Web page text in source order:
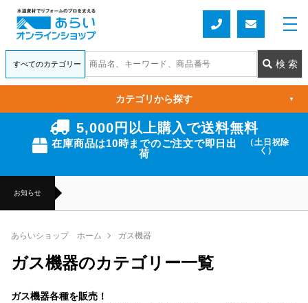
5,000円以上購入で送料無料
在庫商品は10時までのご注文で即日出
荷
（土日祝除
く）
お知らせ
カテゴリから探す ▼
あらいショップ ホーム ガス機器
ガス機器のカテゴリー一覧
ガス機器各種を販売！